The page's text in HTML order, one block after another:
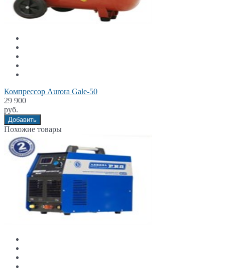
Компрессор Aurora Gale-50
29 900
руб.
Добавить
Похожие товары